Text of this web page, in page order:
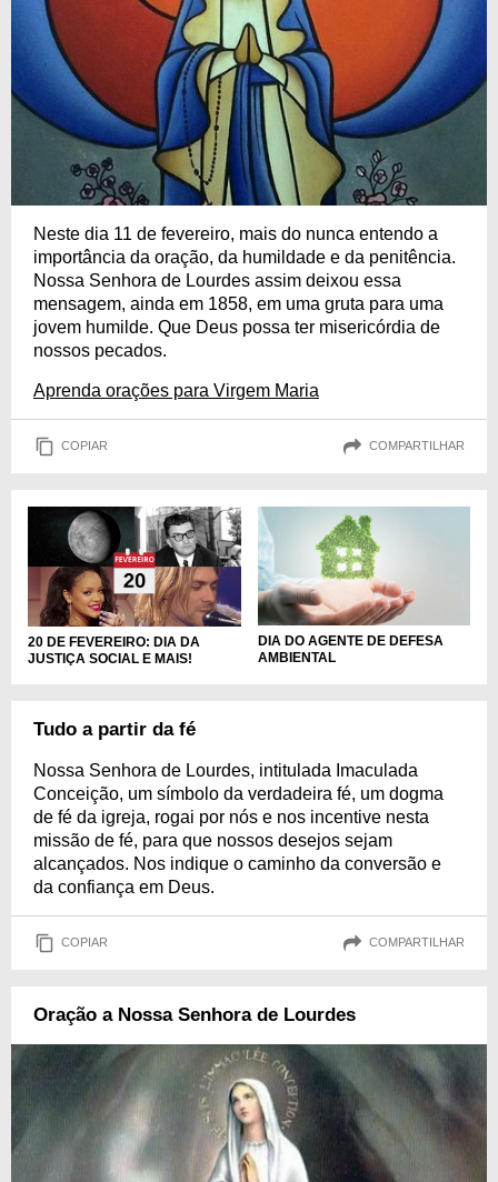
Neste dia 11 de fevereiro, mais do nunca entendo a
importância da oração, da humildade e da penitência.
Nossa Senhora de Lourdes assim deixou essa
mensagem, ainda em 1858, em uma gruta para uma
jovem humilde. Que Deus possa ter misericórdia de
nossos pecados.
Aprenda orações para Virgem Maria
COPIAR COMPARTILHAR
20 DE FEVEREIRO: DIA DA
JUSTIÇA SOCIAL E MAIS!
DIA DO AGENTE DE DEFESA
AMBIENTAL
Tudo a partir da fé
Nossa Senhora de Lourdes, intitulada Imaculada
Conceição, um símbolo da verdadeira fé, um dogma
de fé da igreja, rogai por nós e nos incentive nesta
missão de fé, para que nossos desejos sejam
alcançados. Nos indique o caminho da conversão e
da confiança em Deus.
COPIAR COMPARTILHAR
Oração a Nossa Senhora de Lourdes